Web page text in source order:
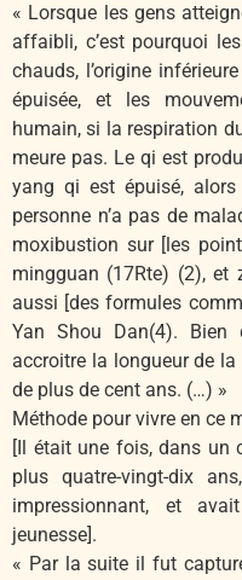
« Lorsque les gens
affaibli, c’est pourquoi
chauds, l’origine
épuisée, et les
humain, si la respiration
meure pas. Le qi est
yang qi est épuisé,
personne n’a pas de
moxibustion sur [les
mingguan (17Rte) (2), et
aussi [des formules
Yan Shou Dan(4). Bien
accroitre la longueur de
de plus de cent ans. (…) »
Méthode pour vivre en ce
[Il était une fois, dans un
plus quatre-vingt-dix
impressionnant, et
jeunesse].
« Par la suite il fut